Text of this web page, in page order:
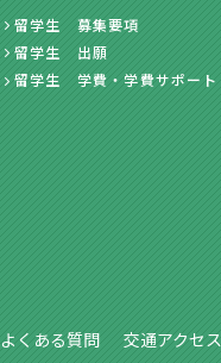
留学生 募集要項
留学生 出願
留学生 学費・学費サポート
よくある質問 交通アクセス